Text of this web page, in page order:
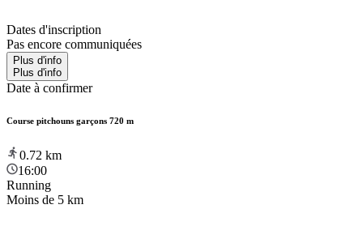
Dates d'inscription
Pas encore communiquées
Plus d'info
Plus d'info
Date à confirmer
Course pitchouns garçons 720 m
0.72 km
16:00
Running
Moins de 5 km